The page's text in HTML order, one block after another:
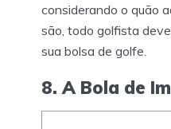
considerando o quão
são, todo golfista
sua bolsa de golfe.
8. A Bola de